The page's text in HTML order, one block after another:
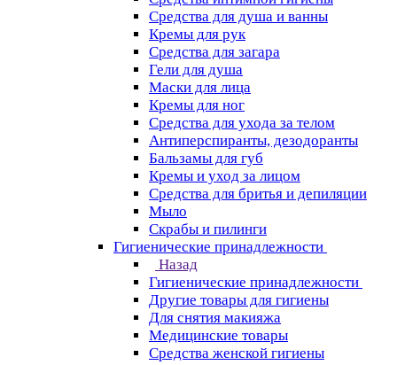
Средства для душа и ванны
Кремы для рук
Средства для загара
Гели для душа
Маски для лица
Кремы для ног
Средства для ухода за телом
Антиперспиранты, дезодоранты
Бальзамы для губ
Кремы и уход за лицом
Средства для бритья и депиляции
Мыло
Скрабы и пилинги
Гигиенические принадлежности
Назад
Гигиенические принадлежности
Другие товары для гигиены
Для снятия макияжа
Медицинские товары
Средства женской гигиены